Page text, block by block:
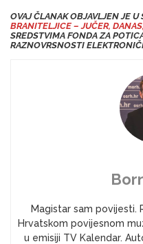
OVAJ ČLANAK OBJAVLJEN JE U
BRANITELJICE – JUČER,
SREDSTVIMA FONDA ZA
RAZNOVRSNOSTI
Magistar sam povijesti.
Hrvatskom povijesnom
u emisiji TV Kalendar.